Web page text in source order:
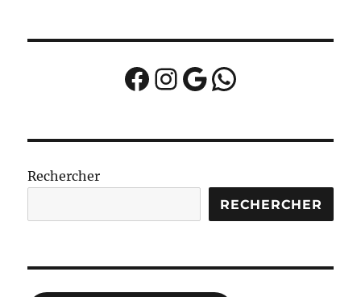
Facebook
Instagram
Google
WhatsApp
Rechercher
RECHERCHER